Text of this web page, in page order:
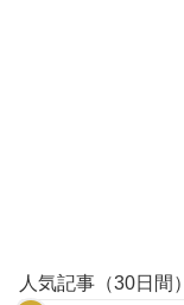
人気記事（30日間）